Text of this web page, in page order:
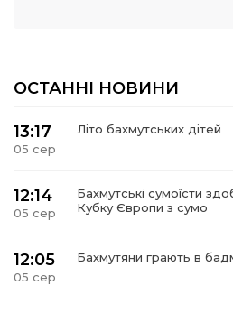
ОСТАННІ НОВИНИ
13:17
05 сер
Літо бахмутських дітей
12:14
05 сер
Бахмутські сумоїсти
Кубку Європи з сумо
12:05
05 сер
Бахмутяни грають в